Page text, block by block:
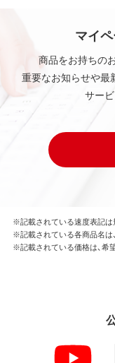
マイ
商品をお持ちの
重要なお知らせや最
サー
※記載されている速度表記は
※記載されている各商品名は
※記載されている価格は、希